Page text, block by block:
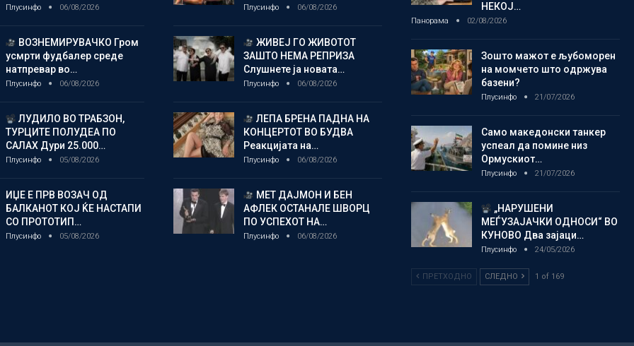
Плусинфо 06/08/2026
ВОЗНЕМИРУВАЧКО Гром
усмрти фудбалер среде
натпревар во…
Плусинфо 06/08/2026
ЛУДИЛО ВО ТРАБЗОН,
ТУРЦИТЕ ПОЛУДЕА ПО
САЛАХ Дури 25.000…
Плусинфо 05/08/2026
ИЏЕ Е ПРВ ВОЗАЧ ОД
БАЛКАНОТ КОЈ ЌЕ НАСТАПИ
СО ПРОТОТИП…
Плусинфо 05/08/2026
Плусинфо 06/08/2026
ЖИВЕЈ ГО ЖИВОТОТ
ЗАШТО НЕМА РЕПРИЗА
Слушнете ја новата…
Плусинфо 06/08/2026
ЛЕПА БРЕНА ПАДНА НА
КОНЦЕРТОТ ВО БУДВА
Реакцијата на…
Плусинфо 06/08/2026
МЕТ ДАЈМОН И БЕН
АФЛЕК ОСТАНАЛЕ ШВОРЦ
ПО УСПЕХОТ НА…
Плусинфо 06/08/2026
НЕКОЈ…
Панорама 02/08/2026
Зошто мажот е љубоморен
на момчето што одржува
базени?
Плусинфо 21/07/2026
Само македонски танкер
успеал да помине низ
Ормускиот…
Плусинфо 21/07/2026
„НАРУШЕНИ
МЕЃУЗАЈАЧКИ ОДНОСИ“ ВО
КУНОВО Два зајаци…
Плусинфо 24/05/2026
ПРЕТХОДНО СЛЕДНО 1 of 169